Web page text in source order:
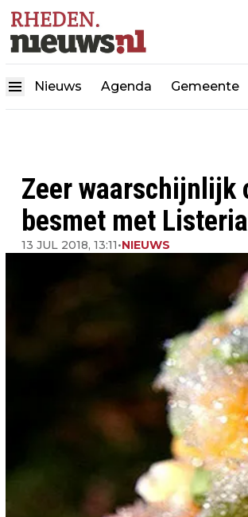
Nieuws Agenda Gemeente
Zeer waarschijnlijk
besmet met Listeria
13 JUL 2018, 13:11•NIEUWS